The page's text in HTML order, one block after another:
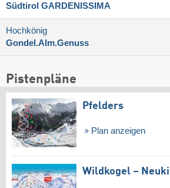
Südtirol GARDENISSIMA
Hochkönig
Gondel.Alm.Genuss
Pistenpläne
Pfelders
Plan anzeigen
Wildkogel –